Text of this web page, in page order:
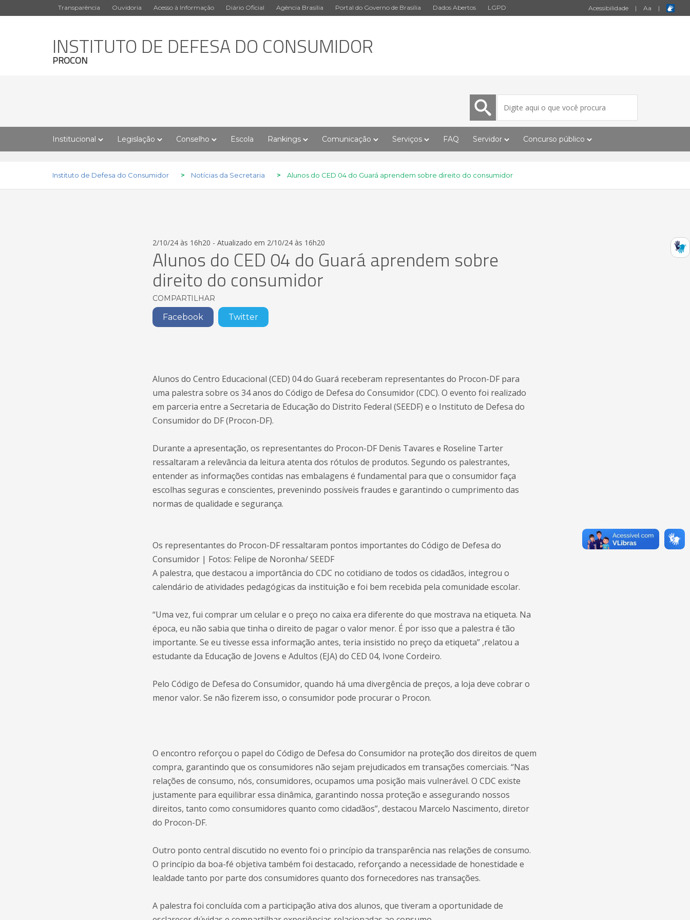
Transparência Ouvidoria Acesso à Informação Diário Oficial Agência Brasília Portal do Governo de Brasília Dados Abertos LGPD Acessibilidade | Aa |
INSTITUTO DE DEFESA DO CONSUMIDOR
PROCON
Institucional Legislação Conselho Escola Rankings Comunicação Serviços FAQ Servidor Concurso público
Instituto de Defesa do Consumidor > Notícias da Secretaria > Alunos do CED 04 do Guará aprendem sobre direito do consumidor
2/10/24 às 16h20 - Atualizado em 2/10/24 às 16h20
Alunos do CED 04 do Guará aprendem sobre
direito do consumidor
COMPARTILHAR
Facebook Twitter
Alunos do Centro Educacional (CED) 04 do Guará receberam representantes do Procon-DF para
uma palestra sobre os 34 anos do Código de Defesa do Consumidor (CDC). O evento foi realizado
em parceria entre a Secretaria de Educação do Distrito Federal (SEEDF) e o Instituto de Defesa do
Consumidor do DF (Procon-DF).
Durante a apresentação, os representantes do Procon-DF Denis Tavares e Roseline Tarter
ressaltaram a relevância da leitura atenta dos rótulos de produtos. Segundo os palestrantes,
entender as informações contidas nas embalagens é fundamental para que o consumidor faça
escolhas seguras e conscientes, prevenindo possíveis fraudes e garantindo o cumprimento das
normas de qualidade e segurança.
Os representantes do Procon-DF ressaltaram pontos importantes do Código de Defesa do
Consumidor | Fotos: Felipe de Noronha/ SEEDF
A palestra, que destacou a importância do CDC no cotidiano de todos os cidadãos, integrou o
calendário de atividades pedagógicas da instituição e foi bem recebida pela comunidade escolar.
“Uma vez, fui comprar um celular e o preço no caixa era diferente do que mostrava na etiqueta. Na
época, eu não sabia que tinha o direito de pagar o valor menor. É por isso que a palestra é tão
importante. Se eu tivesse essa informação antes, teria insistido no preço da etiqueta” ,relatou a
estudante da Educação de Jovens e Adultos (EJA) do CED 04, Ivone Cordeiro.
Pelo Código de Defesa do Consumidor, quando há uma divergência de preços, a loja deve cobrar o
menor valor. Se não fizerem isso, o consumidor pode procurar o Procon.
O encontro reforçou o papel do Código de Defesa do Consumidor na proteção dos direitos de quem
compra, garantindo que os consumidores não sejam prejudicados em transações comerciais. “Nas
relações de consumo, nós, consumidores, ocupamos uma posição mais vulnerável. O CDC existe
justamente para equilibrar essa dinâmica, garantindo nossa proteção e assegurando nossos
direitos, tanto como consumidores quanto como cidadãos”, destacou Marcelo Nascimento, diretor
do Procon-DF.
Outro ponto central discutido no evento foi o princípio da transparência nas relações de consumo.
O princípio da boa-fé objetiva também foi destacado, reforçando a necessidade de honestidade e
lealdade tanto por parte dos consumidores quanto dos fornecedores nas transações.
A palestra foi concluída com a participação ativa dos alunos, que tiveram a oportunidade de